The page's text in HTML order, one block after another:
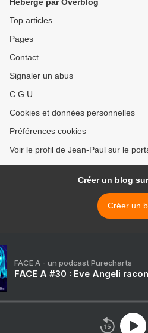
Top articles
Pages
Contact
Signaler un abus
C.G.U.
Cookies et données personnelles
Préférences cookies
Voir le profil de Jean-Paul sur le
Créer un blog
Créer un
FACE A - un podcast Purecharts
FACE A #30 : Eve Angeli